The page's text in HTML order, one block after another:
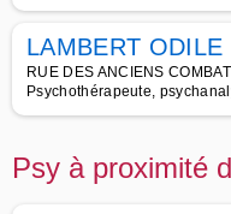
LAMBERT ODILE
RUE DES ANCIENS
Psychothérapeute,
Psy à proximité